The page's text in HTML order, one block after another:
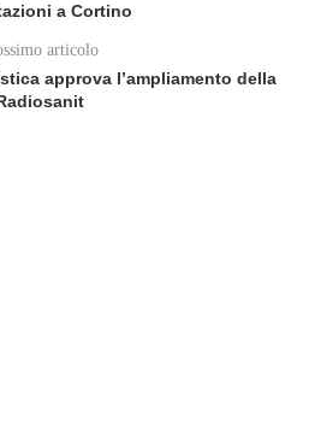
a Cortino
articolo
approva l’ampliamento della